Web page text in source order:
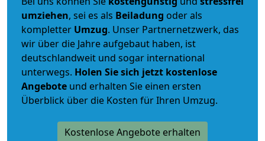
umziehen, sei es als Beiladung oder als
kompletter Umzug. Unser Partnernetzwerk, das
wir über die Jahre aufgebaut haben, ist
deutschlandweit und sogar international
unterwegs. Holen Sie sich jetzt kostenlose
Angebote und erhalten Sie einen ersten
Überblick über die Kosten für Ihren Umzug.
Kostenlose Angebote erhalten